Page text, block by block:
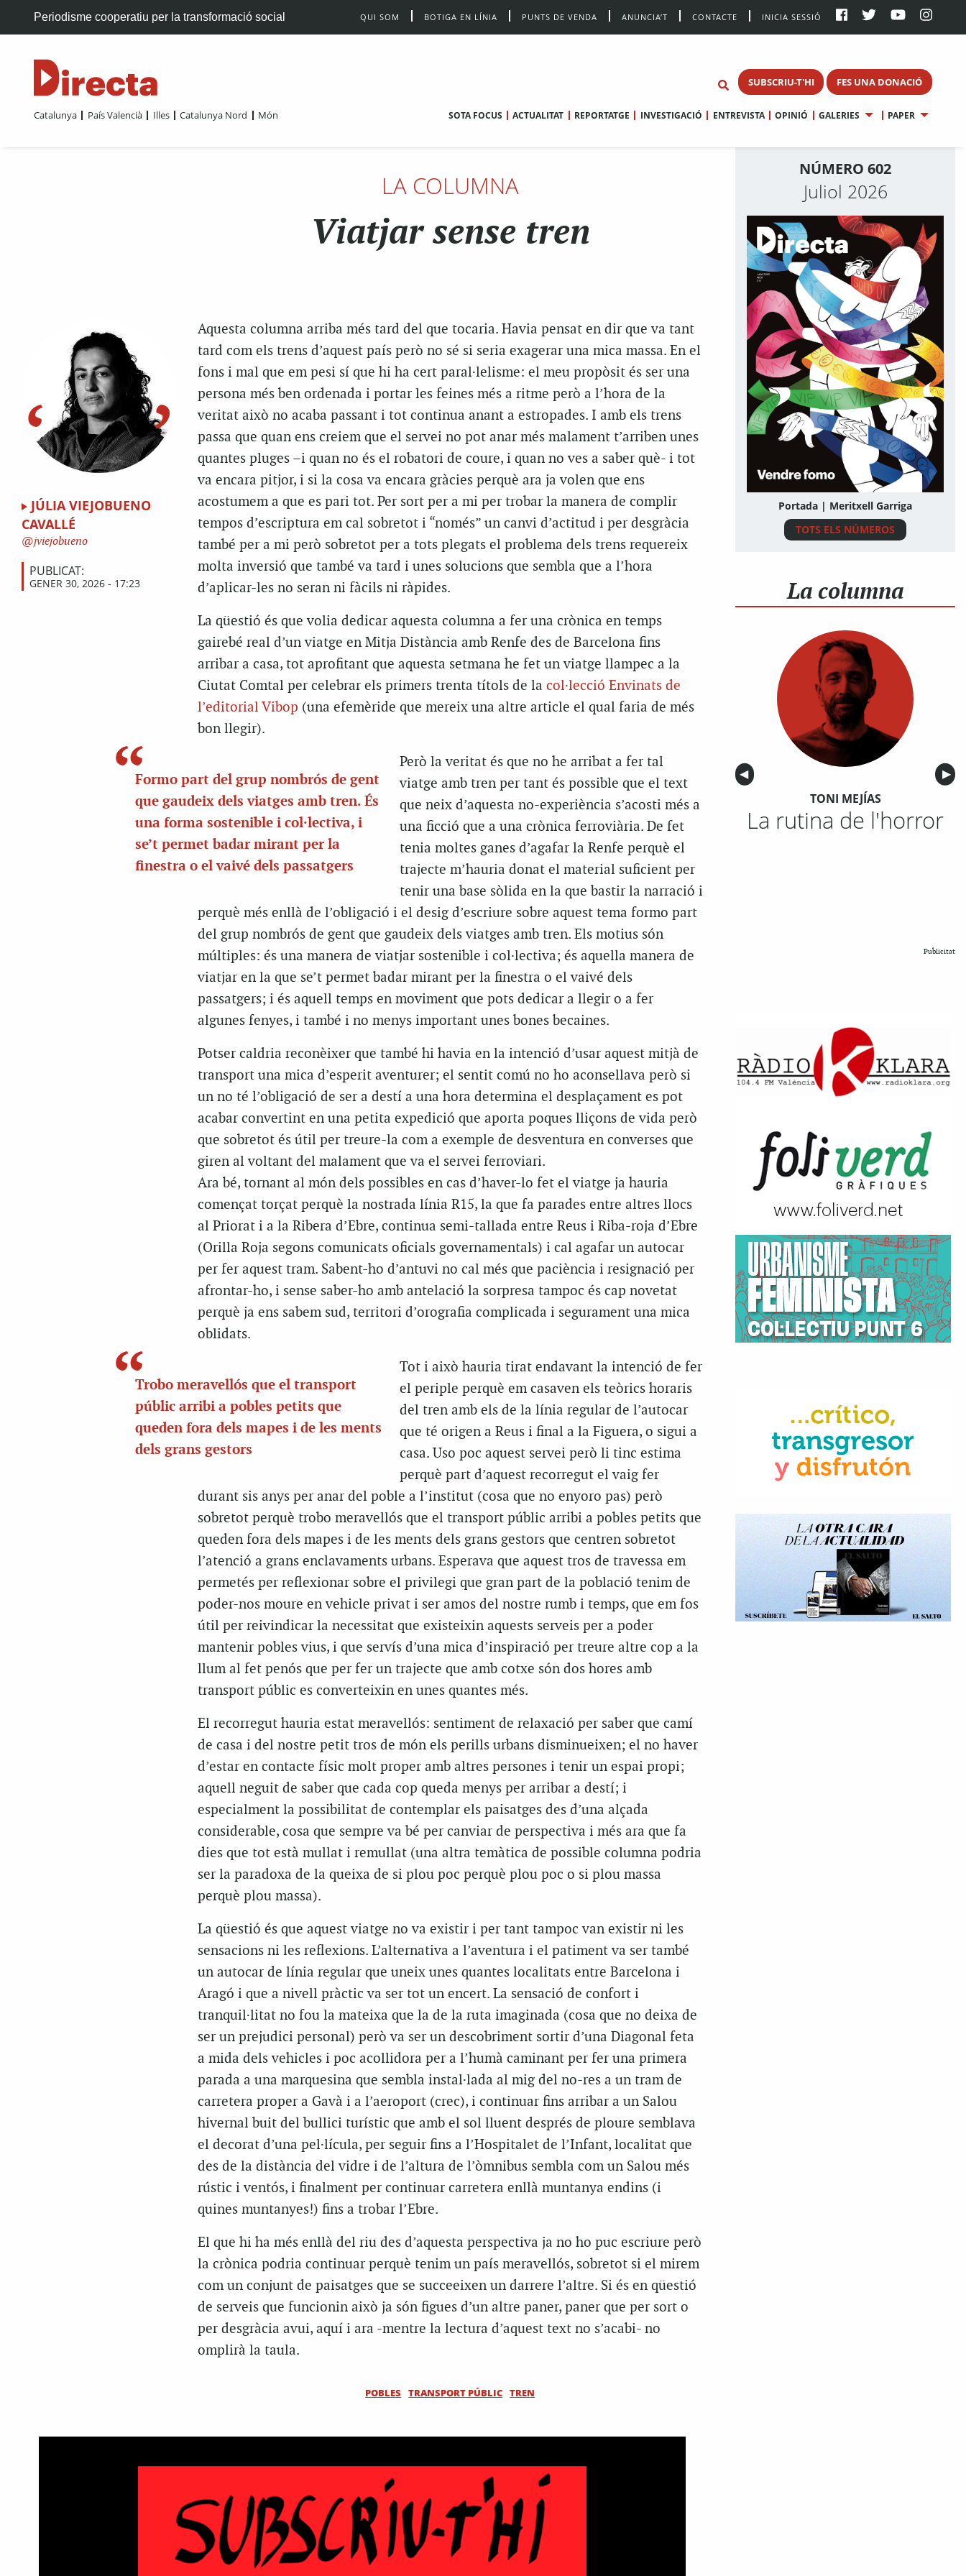
Periodisme cooperatiu per la transformació social QUI SOM BOTIGA EN LÍNIA PUNTS DE VENDA ANUNCIA’T CONTACTE INICIA SESSIÓ
SUBSCRIU-T'HI FES UNA DONACIÓ
Catalunya País Valencià Illes Catalunya Nord Món SOTA FOCUS ACTUALITAT REPORTATGE INVESTIGACIÓ ENTREVISTA OPINIÓ GALERIES PAPER
LA COLUMNA
Viatjar sense tren
JÚLIA VIEJOBUENO
CAVALLÉ
jviejobueno
PUBLICAT:
GENER 30, 2026 - 17:23
Aquesta columna arriba més tard del que tocaria. Havia pensat en dir que va tant
tard com els trens d’aquest país però no sé si seria exagerar una mica massa. En el
fons i mal que em pesi sí que hi ha cert paral·lelisme: el meu propòsit és ser una
persona més ben ordenada i portar les feines més a ritme però a l’hora de la
veritat això no acaba passant i tot continua anant a estropades. I amb els trens
passa que quan ens creiem que el servei no pot anar més malament t’arriben unes
quantes pluges –i quan no és el robatori de coure, i quan no ves a saber què- i tot
va encara pitjor, i si la cosa va encara gràcies perquè ara ja volen que ens
acostumem a que es pari tot. Per sort per a mi per trobar la manera de complir
tempos d’escriptura em cal sobretot i “només” un canvi d’actitud i per desgràcia
també per a mi però sobretot per a tots plegats el problema dels trens requereix
molta inversió que també va tard i unes solucions que sembla que a l’hora
d’aplicar-les no seran ni fàcils ni ràpides.
La qüestió és que volia dedicar aquesta columna a fer una crònica en temps
gairebé real d’un viatge en Mitja Distància amb Renfe des de Barcelona fins
arribar a casa, tot aprofitant que aquesta setmana he fet un viatge llampec a la
Ciutat Comtal per celebrar els primers trenta títols de la col·lecció Envinats de
l’editorial Vibop (una efemèride que mereix una altre article el qual faria de més
bon llegir).
Formo part del grup nombrós de gent
que gaudeix dels viatges amb tren. És
una forma sostenible i col·lectiva, i
se’t permet badar mirant per la
finestra o el vaivé dels passatgers
Però la veritat és que no he arribat a fer tal
viatge amb tren per tant és possible que el text
que neix d’aquesta no-experiència s’acosti més a
una ficció que a una crònica ferroviària. De fet
tenia moltes ganes d’agafar la Renfe perquè el
trajecte m’hauria donat el material suficient per
tenir una base sòlida en la que bastir la narració i
perquè més enllà de l’obligació i el desig d’escriure sobre aquest tema formo part
del grup nombrós de gent que gaudeix dels viatges amb tren. Els motius són
múltiples: és una manera de viatjar sostenible i col·lectiva; és aquella manera de
viatjar en la que se’t permet badar mirant per la finestra o el vaivé dels
passatgers; i és aquell temps en moviment que pots dedicar a llegir o a fer
algunes fenyes, i també i no menys important unes bones becaines.
Potser caldria reconèixer que també hi havia en la intenció d’usar aquest mitjà de
transport una mica d’esperit aventurer; el sentit comú no ho aconsellava però si
un no té l’obligació de ser a destí a una hora determina el desplaçament es pot
acabar convertint en una petita expedició que aporta poques lliçons de vida però
que sobretot és útil per treure-la com a exemple de desventura en converses que
giren al voltant del malament que va el servei ferroviari.
Ara bé, tornant al món dels possibles en cas d’haver-lo fet el viatge ja hauria
començat torçat perquè la nostrada línia R15, la que fa parades entre altres llocs
al Priorat i a la Ribera d’Ebre, continua semi-tallada entre Reus i Riba-roja d’Ebre
(Orilla Roja segons comunicats oficials governamentals) i cal agafar un autocar
per fer aquest tram. Sabent-ho d’antuvi no cal més que paciència i resignació per
afrontar-ho, i sense saber-ho amb antelació la sorpresa tampoc és cap novetat
perquè ja ens sabem sud, territori d’orografia complicada i segurament una mica
oblidats.
Trobo meravellós que el transport
públic arribi a pobles petits que
queden fora dels mapes i de les ments
dels grans gestors
Tot i això hauria tirat endavant la intenció de fer
el periple perquè em casaven els teòrics horaris
del tren amb els de la línia regular de l’autocar
que té origen a Reus i final a la Figuera, o sigui a
casa. Uso poc aquest servei però li tinc estima
perquè part d’aquest recorregut el vaig fer
durant sis anys per anar del poble a l’institut (cosa que no enyoro pas) però
sobretot perquè trobo meravellós que el transport públic arribi a pobles petits que
queden fora dels mapes i de les ments dels grans gestors que centren sobretot
l’atenció a grans enclavaments urbans. Esperava que aquest tros de travessa em
permetés per reflexionar sobre el privilegi que gran part de la població tenim de
poder-nos moure en vehicle privat i ser amos del nostre rumb i temps, que em fos
útil per reivindicar la necessitat que existeixin aquests serveis per a poder
mantenir pobles vius, i que servís d’una mica d’inspiració per treure altre cop a la
llum al fet penós que per fer un trajecte que amb cotxe són dos hores amb
transport públic es converteixin en unes quantes més.
El recorregut hauria estat meravellós: sentiment de relaxació per saber que camí
de casa i del nostre petit tros de món els perills urbans disminueixen; el no haver
d’estar en contacte físic molt proper amb altres persones i tenir un espai propi;
aquell neguit de saber que cada cop queda menys per arribar a destí; i
especialment la possibilitat de contemplar els paisatges des d’una alçada
considerable, cosa que sempre va bé per canviar de perspectiva i més ara que fa
dies que tot està mullat i remullat (una altra temàtica de possible columna podria
ser la paradoxa de la queixa de si plou poc perquè plou poc o si plou massa
perquè plou massa).
La qüestió és que aquest viatge no va existir i per tant tampoc van existir ni les
sensacions ni les reflexions. L’alternativa a l’aventura i el patiment va ser també
un autocar de línia regular que uneix unes quantes localitats entre Barcelona i
Aragó i que a nivell pràctic va ser tot un encert. La sensació de confort i
tranquil·litat no fou la mateixa que la de la ruta imaginada (cosa que no deixa de
ser un prejudici personal) però va ser un descobriment sortir d’una Diagonal feta
a mida dels vehicles i poc acollidora per a l’humà caminant per fer una primera
parada a una marquesina que sembla instal·lada al mig del no-res a un tram de
carretera proper a Gavà i a l’aeroport (crec), i continuar fins arribar a un Salou
hivernal buit del bullici turístic que amb el sol lluent després de ploure semblava
el decorat d’una pel·lícula, per seguir fins a l’Hospitalet de l’Infant, localitat que
des de la distància del vidre i de l’altura de l’òmnibus sembla com un Salou més
rústic i ventós, i finalment per continuar carretera enllà muntanya endins (i
quines muntanyes!) fins a trobar l’Ebre.
El que hi ha més enllà del riu des d’aquesta perspectiva ja no ho puc escriure però
la crònica podria continuar perquè tenim un país meravellós, sobretot si el mirem
com un conjunt de paisatges que se succeeixen un darrere l’altre. Si és en qüestió
de serveis que funcionin això ja són figues d’un altre paner, paner que per sort o
per desgràcia avui, aquí i ara -mentre la lectura d’aquest text no s’acabi- no
omplirà la taula.
POBLES TRANSPORT PÚBLIC TREN
NÚMERO 602
Juliol 2026
Portada | Meritxell Garriga
TOTS ELS NÚMEROS
La columna
Anterior
◀︎ ▶︎
TONI MEJÍAS
La rutina de l'horror
Publicitat